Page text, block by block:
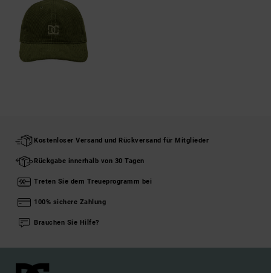
Kostenloser Versand und Rückversand für Mitglieder
Rückgabe innerhalb von 30 Tagen
Treten Sie dem Treueprogramm bei
100% sichere Zahlung
Brauchen Sie Hilfe?